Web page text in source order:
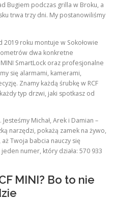
Bugiem podczas grilla w Broku, a
trwa trzy dni. My postanowiliśmy
2019 roku montuje w Sokołowie
dwa konkretne
SmartLock oraz profesjonalne
się alarmami, kamerami,
Znamy każdą śrubkę w RCF
typ drzwi, jaki spotkasz od
Michał, Arek i Damian –
narzędzi, pokażą zamek na żywo,
Twoja babcia nauczy się
numer, który działa: 570 933
MINI? Bo to nie